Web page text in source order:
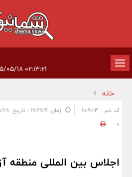
تغییر
وضعیت
ناوبری
خانه
کد خبر : 1109014 زمان: ۱۹:۲۹:۱۹ - تاریخ: ۱۴۰۳/۰۹/۲۸
0
اجلاس بین المللی منطقه